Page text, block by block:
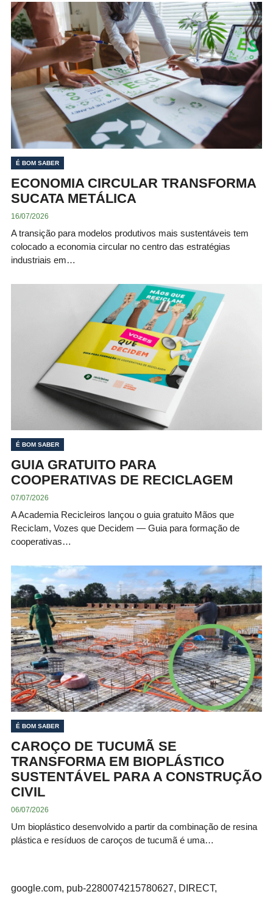
É BOM SABER
ECONOMIA CIRCULAR TRANSFORMA
SUCATA METÁLICA
16/07/2026
A transição para modelos produtivos mais sustentáveis tem
colocado a economia circular no centro das estratégias
industriais em…
É BOM SABER
GUIA GRATUITO PARA
COOPERATIVAS DE RECICLAGEM
07/07/2026
A Academia Recicleiros lançou o guia gratuito Mãos que
Reciclam, Vozes que Decidem — Guia para formação de
cooperativas…
É BOM SABER
CAROÇO DE TUCUMÃ SE
TRANSFORMA EM BIOPLÁSTICO
SUSTENTÁVEL PARA A CONSTRUÇÃO
CIVIL
06/07/2026
Um bioplástico desenvolvido a partir da combinação de resina
plástica e resíduos de caroços de tucumã é uma…
google.com, pub-2280074215780627, DIRECT,